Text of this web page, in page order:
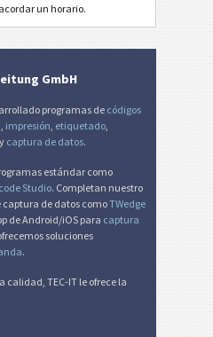
un horario.
GmbH
programas de códigos
impresión etiquetado
y captura de datos.
estándar como
Studio. Completan nuestro
de datos comoTWedge
de Android/iOS para captura
soluciones
.
calidad, TEC-IT le ofrece la